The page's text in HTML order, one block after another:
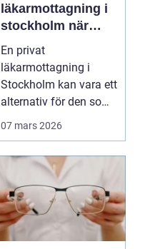
läkarmottagning i
stockholm när
personlig vård och
specialistkunskap
är viktig
En privat
läkarmottagning i
Stockholm kan vara ett
alternativ för den som
vill ha snabb tillgång
07 mars 2026